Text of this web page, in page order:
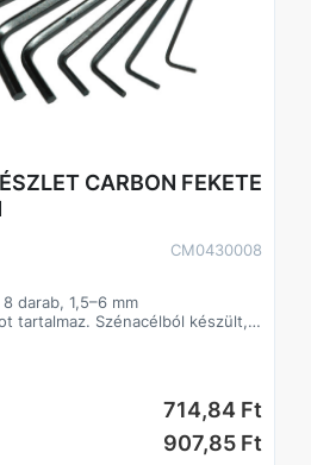
CARBON FEKETE
CM0430008
darab, 1,5–6 mm
tartalmaz. Szénacélból készült,
a rendszerezést és a
amely lefedi a leggyakoribb
714,84 Ft
907,85 Ft